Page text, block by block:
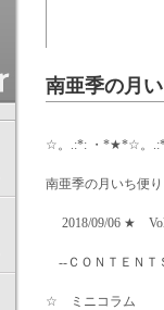
南亜季の月
☆。.:*: ・*★*☆
南亜季の月いち便り
2018/09/06 ★
--ＣＯＮＴＥＮＴ
☆ ミニコラム